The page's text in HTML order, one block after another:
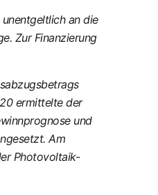
an die
Zur Finanzierung
ermittelte der
und
Am
Photovoltaik-